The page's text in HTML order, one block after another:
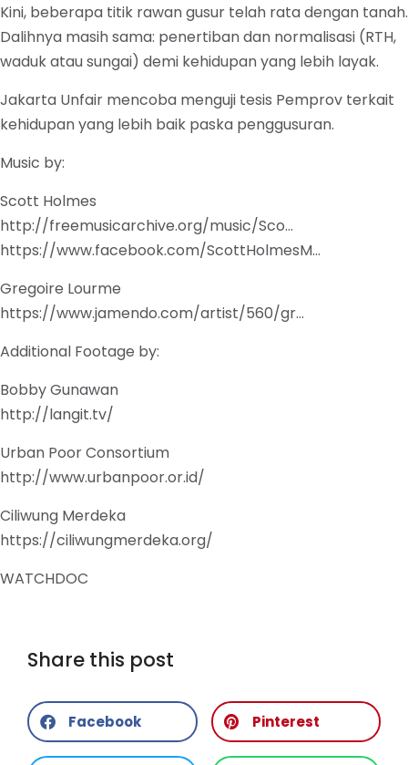
Kini, beberapa titik rawan gusur telah rata dengan tanah.
Dalihnya masih sama: penertiban dan normalisasi (RTH,
waduk atau sungai) demi kehidupan yang lebih layak.
Jakarta Unfair mencoba menguji tesis Pemprov terkait
kehidupan yang lebih baik paska penggusuran.
Music by:
Scott Holmes
http://freemusicarchive.org/music/Sco…
https://www.facebook.com/ScottHolmesM…
Gregoire Lourme
https://www.jamendo.com/artist/560/gr…
Additional Footage by:
Bobby Gunawan
http://langit.tv/
Urban Poor Consortium
http://www.urbanpoor.or.id/
Ciliwung Merdeka
https://ciliwungmerdeka.org/
WATCHDOC
Share this post
Facebook Pinterest